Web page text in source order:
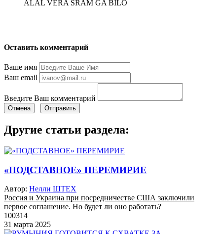
ALAL VERA SRAM GA BILO
Оставить комментарий
Ваше имя
Ваш email
Введите Ваш комментарий
Отмена Отправить
Другие статьи раздела:
«ПОДСТАВНОЕ» ПЕРЕМИРИЕ
Автор: Нелли ШТЕХ
Россия и Украина при посредничестве США заключили
первое соглашение. Но будет ли оно работать?
100314
31 марта 2025